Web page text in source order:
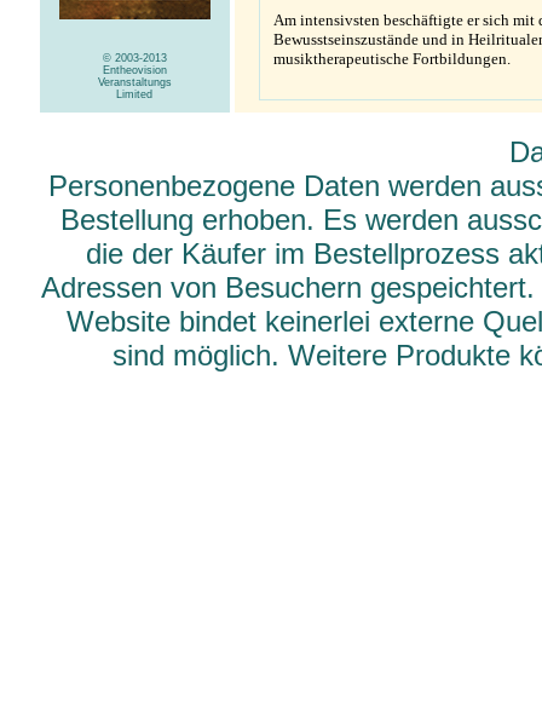
© 2003-2013
Entheovision
Veranstaltungs
Limited
Am intensivsten beschäftigte er sich
Bewusstseinszustände und in
musiktherapeutische Fortbildungen.
Personenbezogene Daten werden
Bestellung erhoben. Es werden
die der Käufer im Bestellprozess
Adressen von Besuchern
Website bindet keinerlei externe
sind möglich. Weitere Produkte